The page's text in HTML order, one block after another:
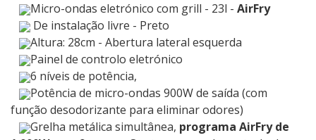
Micro-ondas eletrónico com grill - 23l - AirFry
De instalação livre - Preto
Altura: 28cm - Abertura lateral esquerda
Painel de controlo eletrónico
6 níveis de potência,
Potência de micro-ondas 900W de saída (com
função desodorizante para eliminar odores)
Grelha metálica simultânea, programa AirFry de